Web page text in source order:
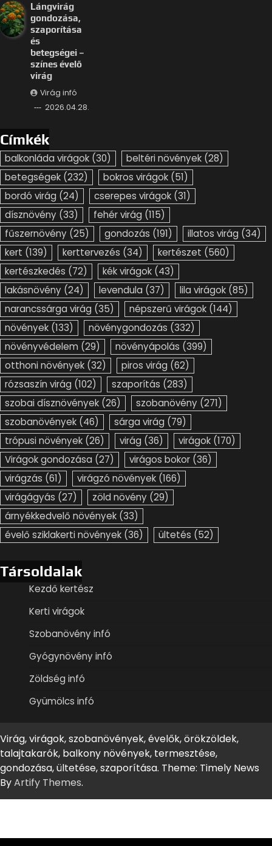
Lángvirág
gondozása,
szaporítása
és
betegségei –
színes évelő
virág
Virág infó
2026.04.28.
Címkék
balkonláda virágok (30) beltéri növények (28)
betegségek (232) bokros virágok (51)
bordó virág (24) cserepes virágok (31)
dísznövény (33) fehér virág (115)
fűszernövény (25) gondozás (191) illatos virág (34)
kert (139) kerttervezés (34) kertészet (560)
kertészkedés (72) kék virágok (43)
lakásnövény (24) levendula (37) lila virágok (85)
narancssárga virág (35) népszerű virágok (144)
növények (133) növénygondozás (332)
növényvédelem (29) növényápolás (399)
otthoni növények (32) piros virág (62)
rózsaszín virág (102) szaporítás (283)
szobai dísznövények (26) szobanövény (271)
szobanövények (46) sárga virág (79)
trópusi növények (26) virág (36) virágok (170)
Virágok gondozása (27) virágos bokor (36)
virágzás (61) virágzó növények (166)
virágágyás (27) zöld növény (29)
árnyékkedvelő növények (33)
évelő sziklakerti növények (36) ültetés (52)
Társoldalak
Kezdő kertész
Kerti virágok
Szobanövény infó
Gyógynövény infó
Zöldség infó
Gyümölcs infó
Virág, virágok, szobanövények, évelők, örökzöldek,
talajtakarók, balkony növények, termesztése,
gondozása, ültetése, szaporítása. Theme: Timely News
ByArtify Themes.